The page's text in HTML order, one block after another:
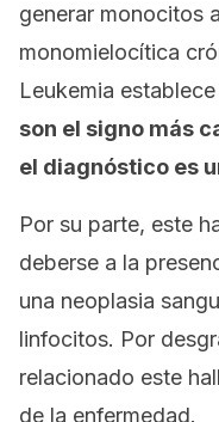
generar monocitos
monomielocítica
Leukemia
son el signo más
el diagnóstico es
Por su parte, este
deberse a la
una neoplasia
linfocitos. Por
relacionado este
de la enfermedad.